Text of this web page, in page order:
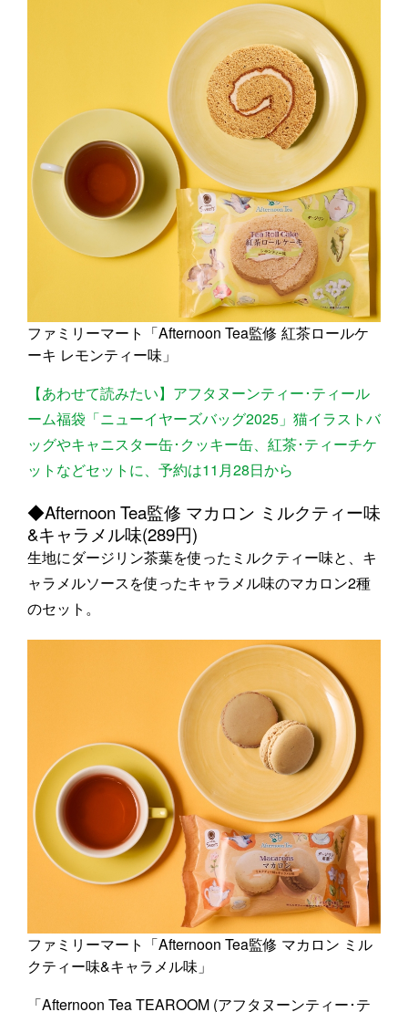
ファミリーマート「Afternoon Tea監修 紅茶ロールケ
ーキ レモンティー味」
【あわせて読みたい】アフタヌーンティー･ティール
ーム福袋「ニューイヤーズバッグ2025」猫イラストバ
ッグやキャニスター缶･クッキー缶、紅茶･ティーチケ
ットなどセットに、予約は11月28日から
◆Afternoon Tea監修 マカロン ミルクティー味
&キャラメル味(289円)
生地にダージリン茶葉を使ったミルクティー味と、キ
ャラメルソースを使ったキャラメル味のマカロン2種
のセット。
ファミリーマート「Afternoon Tea監修 マカロン ミル
クティー味&キャラメル味」
「Afternoon Tea TEAROOM (アフタヌーンティー･テ